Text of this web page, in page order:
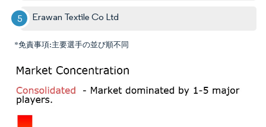
Erawan Textile Co Ltd
*免責事項:主要選手の並び順不同